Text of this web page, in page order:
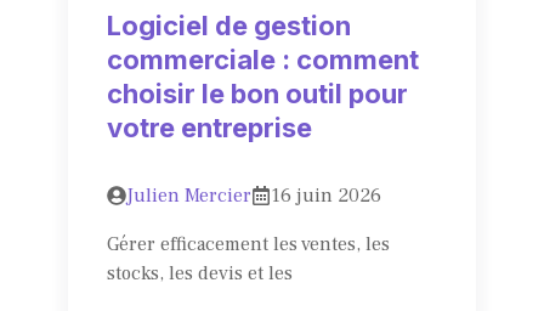
Logiciel de gestion
commerciale : comment
choisir le bon outil pour
votre entreprise
Julien Mercier
16 juin 2026
Gérer efficacement les ventes, les
stocks, les devis et les